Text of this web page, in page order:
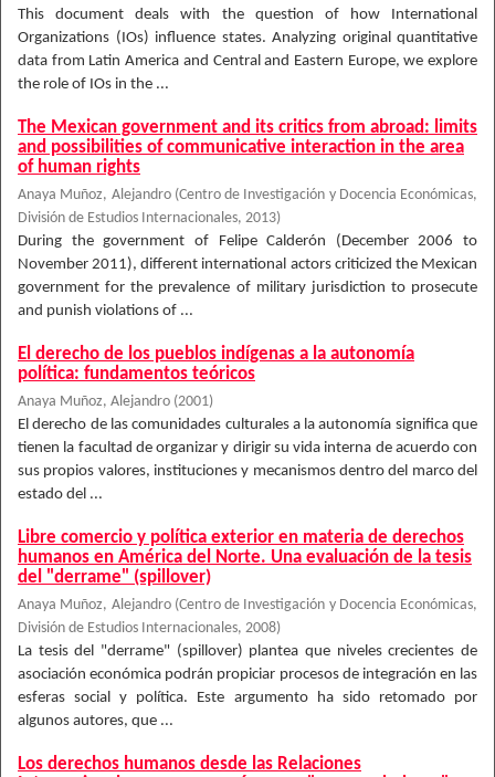
This document deals with the question of how International
Organizations (IOs) influence states. Analyzing original quantitative
data from Latin America and Central and Eastern Europe, we explore
the role of IOs in the ...
The Mexican government and its critics from abroad: limits
and possibilities of communicative interaction in the area
of human rights
Anaya Muñoz, Alejandro (Centro de Investigación y Docencia Económicas,
División de Estudios Internacionales, 2013)
During the government of Felipe Calderón (December 2006 to
November 2011), different international actors criticized the Mexican
government for the prevalence of military jurisdiction to prosecute
and punish violations of ...
El derecho de los pueblos indígenas a la autonomía
política: fundamentos teóricos
Anaya Muñoz, Alejandro (2001)
El derecho de las comunidades culturales a la autonomía significa que
tienen la facultad de organizar y dirigir su vida interna de acuerdo con
sus propios valores, instituciones y mecanismos dentro del marco del
estado del ...
Libre comercio y política exterior en materia de derechos
humanos en América del Norte. Una evaluación de la tesis
del "derrame" (spillover)
Anaya Muñoz, Alejandro (Centro de Investigación y Docencia Económicas,
División de Estudios Internacionales, 2008)
La tesis del "derrame" (spillover) plantea que niveles crecientes de
asociación económica podrán propiciar procesos de integración en las
esferas social y política. Este argumento ha sido retomado por
algunos autores, que ...
Los derechos humanos desde las Relaciones